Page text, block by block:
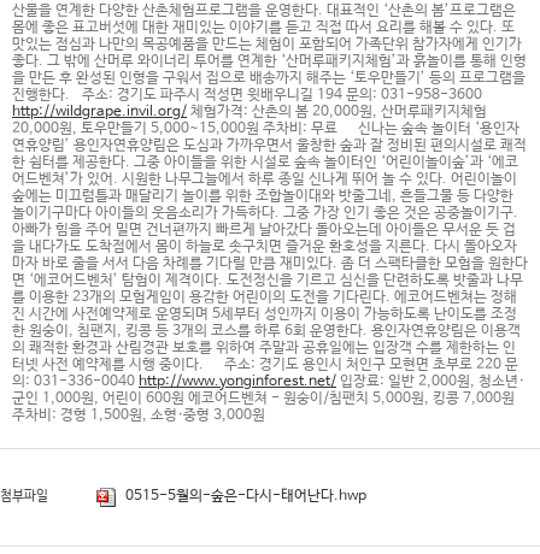
산물을 연계한 다양한 산촌체험프로그램을 운영한다. 대표적인 ‘산촌의 봄’프로그램은
몸에 좋은 표고버섯에 대한 재미있는 이야기를 듣고 직접 따서 요리를 해볼 수 있다. 또
맛있는 점심과 나만의 목공예품을 만드는 체험이 포함되어 가족단위 참가자에게 인기가
좋다. 그 밖에 산머루 와이너리 투어를 연계한 ‘산머루패키지체험’과 흙놀이를 통해 인형
을 만든 후 완성된 인형을 구워서 집으로 배송까지 해주는 ‘토우만들기’ 등의 프로그램을
진행한다. 주소: 경기도 파주시 적성면 윗배우니길 194 문의: 031-958-3600
http://wildgrape.invil.org/ 체험가격: 산촌의 봄 20,000원, 산머루패키지체험
20,000원, 토우만들기 5,000~15,000원 주차비: 무료 신나는 숲속 놀이터 ‘용인자
연휴양림’ 용인자연휴양림은 도심과 가까우면서 울창한 숲과 잘 정비된 편의시설로 쾌적
한 쉼터를 제공한다. 그중 아이들을 위한 시설로 숲속 놀이터인 ‘어린이놀이숲’과 ‘에코
어드벤쳐’가 있어. 시원한 나무그늘에서 하루 종일 신나게 뛰어 놀 수 있다. 어린이놀이
숲에는 미끄럼틀과 매달리기 놀이를 위한 조합놀이대와 밧줄그네, 흔들그물 등 다양한
놀이기구마다 아이들의 웃음소리가 가득하다. 그중 가장 인기 좋은 것은 공중놀이기구.
아빠가 힘을 주어 밀면 건너편까지 빠르게 날아갔다 돌아오는데 아이들은 무서운 듯 겁
을 내다가도 도착점에서 몸이 하늘로 솟구치면 즐거운 환호성을 지른다. 다시 돌아오자
마자 바로 줄을 서서 다음 차례를 기다릴 만큼 재미있다. 좀 더 스팩타클한 모험을 원한다
면 ‘에코어드벤처’ 탐험이 제격이다. 도전정신을 기르고 심신을 단련하도록 밧줄과 나무
를 이용한 23개의 모험게임이 용감한 어린이의 도전을 기다린다. 에코어드벤쳐는 정해
진 시간에 사전예약제로 운영되며 5세부터 성인까지 이용이 가능하도록 난이도를 조정
한 원숭이, 침팬지, 킹콩 등 3개의 코스를 하루 6회 운영한다. 용인자연휴양림은 이용객
의 쾌적한 환경과 산림경관 보호를 위하여 주말과 공휴일에는 입장객 수를 제한하는 인
터넷 사전 예약제를 시행 중이다. 주소: 경기도 용인시 처인구 모현면 초부로 220 문
의: 031-336-0040 http://www.yonginforest.net/ 입장료: 일반 2,000원, 청소년·
군인 1,000원, 어린이 600원 에코어드벤쳐 - 원숭이/침팬치 5,000원, 킹콩 7,000원
주차비: 경형 1,500원, 소형·중형 3,000원
첨부파일 0515-5월의-숲은-다시-태어난다.hwp